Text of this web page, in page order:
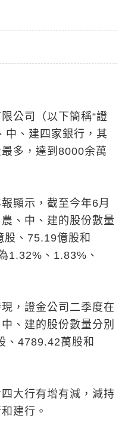
公司（以下簡稱“證
中、建四家銀行，其
多，達到8000余萬
顯示，截至今年6月
、中、建的股份數量
、75.19億股和
1.32%、1.83%、
，證金公司二季度在
、建的股份數量分別
、4789.42萬股和
大行有增有減，減持
建行。